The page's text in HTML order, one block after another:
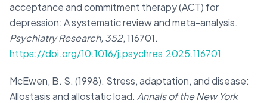
acceptance and commitment therapy (ACT) for
depression: A systematic review and meta-analysis.
Psychiatry Research, 352, 116701.
https://doi.org/10.1016/j.psychres.2025.116701
McEwen, B. S. (1998). Stress, adaptation, and disease:
Allostasis and allostatic load. Annals of the New York